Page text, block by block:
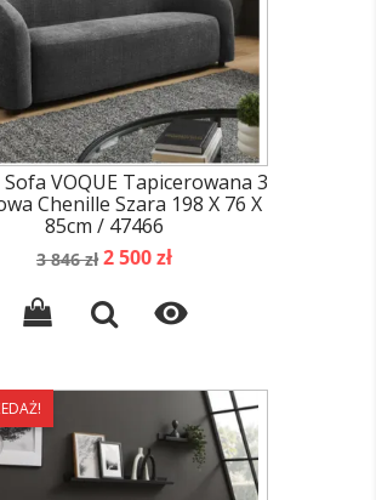
VOQUE Tapicerowana 3
Chenille Szara 198 X 76 X
85cm / 47466
Cena
3 846 zł Cena
2 500 zł
